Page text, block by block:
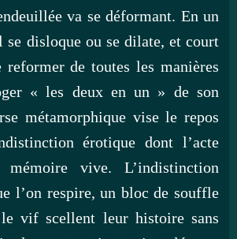
va se déformant. En un
disloque ou se dilate, et court
reformer de toutes les manières
« les deux en un » de son
métamorphique vise le repos
érotique dont l’acte
vive. L’indistinction
l’on respire, un bloc de souffle
vif scellent leur histoire sans